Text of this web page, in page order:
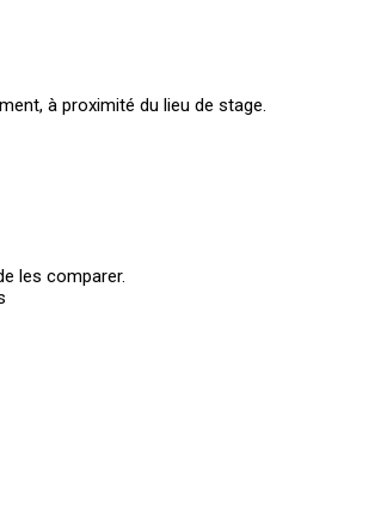
à proximité du lieu de stage.
les comparer.